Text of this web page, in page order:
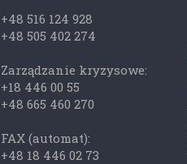
+48 516 124 928
+48 505 402 274
Zarządzanie kryzysowe:
+18 446 00 55
+48 665 460 270
FAX (automat):
+48 18 446 02 73